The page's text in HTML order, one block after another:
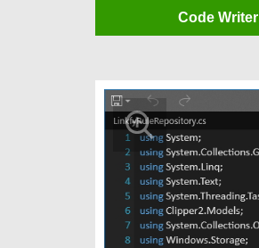
Code Writer